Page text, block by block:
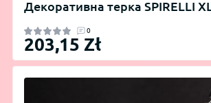
Декоративна терка SPIRELLI
0
203,15 Zł